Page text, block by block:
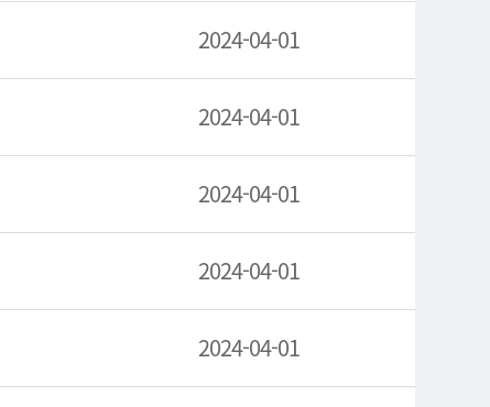
2024-04-01
2024-04-01
2024-04-01
2024-04-01
2024-04-01